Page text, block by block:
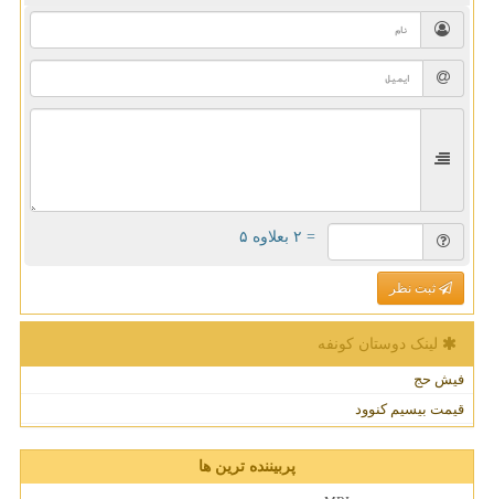
= ۲ بعلاوه ۵
ثبت نظر
لینک دوستان كونفه
فیش حج
قیمت بیسیم کنوود
پربیننده ترین ها